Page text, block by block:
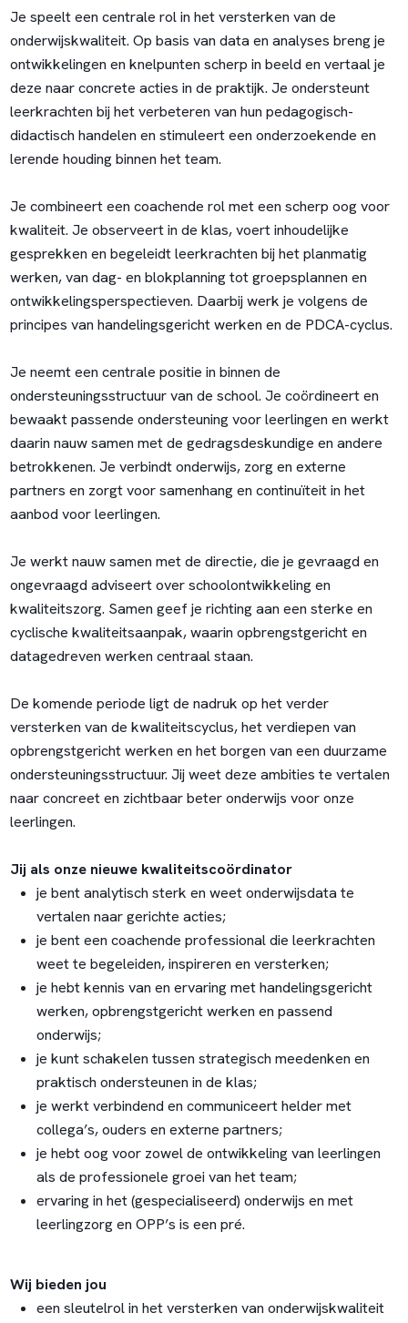
Je speelt een centrale rol in het versterken van de
onderwijskwaliteit. Op basis van data en analyses breng je
ontwikkelingen en knelpunten scherp in beeld en vertaal je
deze naar concrete acties in de praktijk. Je ondersteunt
leerkrachten bij het verbeteren van hun pedagogisch-
didactisch handelen en stimuleert een onderzoekende en
lerende houding binnen het team.
Je combineert een coachende rol met een scherp oog voor
kwaliteit. Je observeert in de klas, voert inhoudelijke
gesprekken en begeleidt leerkrachten bij het planmatig
werken, van dag- en blokplanning tot groepsplannen en
ontwikkelingsperspectieven. Daarbij werk je volgens de
principes van handelingsgericht werken en de PDCA-cyclus.
Je neemt een centrale positie in binnen de
ondersteuningsstructuur van de school. Je coördineert en
bewaakt passende ondersteuning voor leerlingen en werkt
daarin nauw samen met de gedragsdeskundige en andere
betrokkenen. Je verbindt onderwijs, zorg en externe
partners en zorgt voor samenhang en continuïteit in het
aanbod voor leerlingen.
Je werkt nauw samen met de directie, die je gevraagd en
ongevraagd adviseert over schoolontwikkeling en
kwaliteitszorg. Samen geef je richting aan een sterke en
cyclische kwaliteitsaanpak, waarin opbrengstgericht en
datagedreven werken centraal staan.
De komende periode ligt de nadruk op het verder
versterken van de kwaliteitscyclus, het verdiepen van
opbrengstgericht werken en het borgen van een duurzame
ondersteuningsstructuur. Jij weet deze ambities te vertalen
naar concreet en zichtbaar beter onderwijs voor onze
leerlingen.
Jij als onze nieuwe kwaliteitscoördinator
je bent analytisch sterk en weet onderwijsdata te
vertalen naar gerichte acties;
je bent een coachende professional die leerkrachten
weet te begeleiden, inspireren en versterken;
je hebt kennis van en ervaring met handelingsgericht
werken, opbrengstgericht werken en passend
onderwijs;
je kunt schakelen tussen strategisch meedenken en
praktisch ondersteunen in de klas;
je werkt verbindend en communiceert helder met
collega’s, ouders en externe partners;
je hebt oog voor zowel de ontwikkeling van leerlingen
als de professionele groei van het team;
ervaring in het (gespecialiseerd) onderwijs en met
leerlingzorg en OPP’s is een pré.
Wij bieden jou
een sleutelrol in het versterken van onderwijskwaliteit